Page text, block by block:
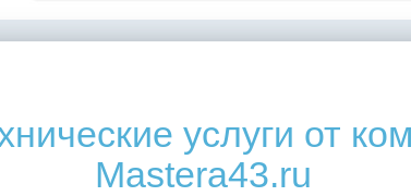
услуги от
Mastera43.ru